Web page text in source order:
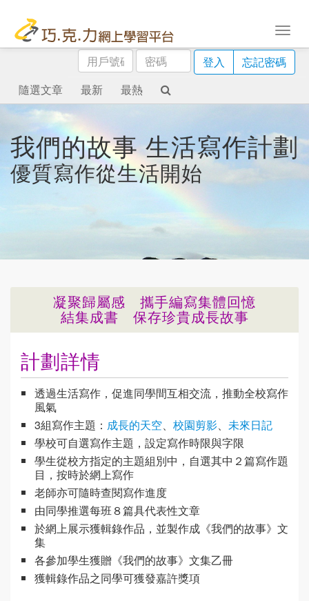
用
戶
號
碼
密
碼
登入
忘記密碼
隨選文章
最新 最熱
我們的故事 生活寫作計劃
優質寫作從生活開始
凝聚歸屬感 攜手編寫集體回憶
結集成書 保存珍貴成長故事
計劃詳情
透過生活寫作，促進同學間互相交流，推動全校寫作
風氣
3組寫作主題： 成長的天空、 校園剪影、 未來日記
學校可自選寫作主題，設定寫作時限與字限
學生從校方指定的主題組別中，自選其中２篇寫作題
目，按時於網上寫作
老師亦可隨時查閱寫作進度
由同學推選每班８篇具代表性文章
於網上展示獲輯錄作品，並製作成《我們的故事》文
集
各參加學生獲贈《我們的故事》文集乙冊
獲輯錄作品之同學可獲發嘉許獎項